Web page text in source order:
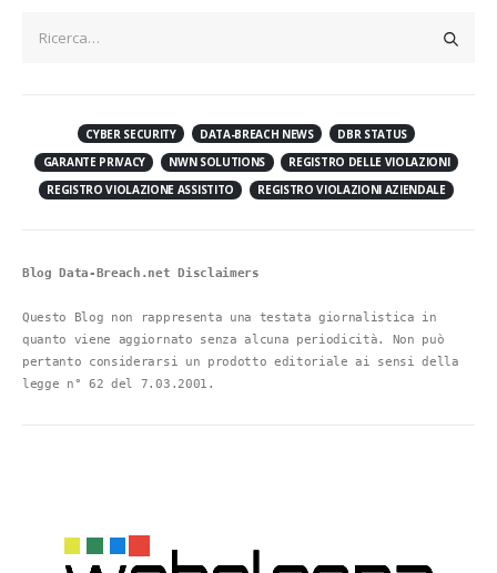
CYBER SECURITY DATA-BREACH NEWS
DBR STATUS
GARANTE PRIVACY
NWN SOLUTIONS
REGISTRO DELLE VIOLAZIONI
REGISTRO VIOLAZIONE ASSISTITO
REGISTRO VIOLAZIONI AZIENDALE
Blog Data-Breach.net Disclaimers
Questo Blog non rappresenta una testata giornalistica in
quanto viene aggiornato senza alcuna periodicità. Non può
pertanto considerarsi un prodotto editoriale ai sensi della
legge n° 62 del 7.03.2001.